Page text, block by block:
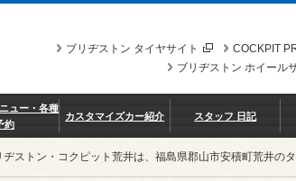
COCKPIT
ブリヂストン タイヤサイト
ブリヂストン ホイール
ュー・各種
約
カスタマイズカー紹介 スタッフ 日記
ヂストン・コクピット荒井は、福島県郡山市安積町荒井の